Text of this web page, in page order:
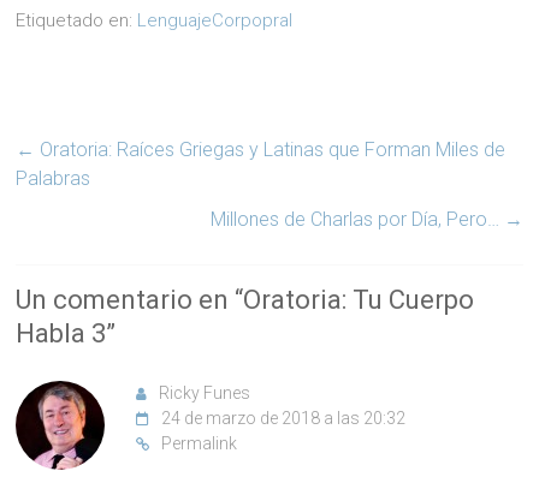
Etiquetado en: LenguajeCorpopral
← Oratoria: Raíces Griegas y Latinas que Forman Miles de
Palabras
Millones de Charlas por Día, Pero…
→
Un comentario en “Oratoria: Tu Cuerpo
Habla 3”
Ricky Funes
24 de marzo de 2018 a las 20:32
Permalink